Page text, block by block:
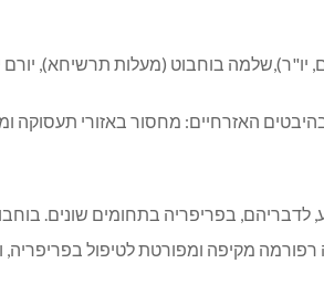
יו"ר),שלמה בוחבוט (מעלות תרשיחא),
בהיבטים האזרחיים: מחסור באזורי
בפריפריה בתחומים שונים.
רפורמה מקיפה ומפורטת לטיפול